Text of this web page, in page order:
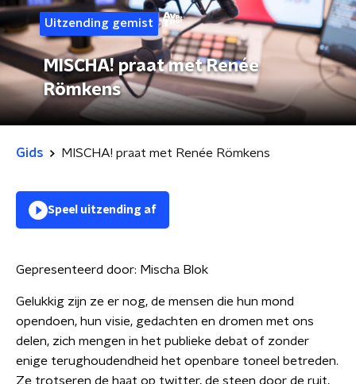
Uitzending gemist
MISCHA! praat met Renée
Römkens
Gids MISCHA! praat met Renée Römkens
Speel uitzending af
Gepresenteerd door: Mischa Blok
Gelukkig zijn ze er nog, de mensen die hun mond
opendoen, hun visie, gedachten en dromen met ons
delen, zich mengen in het publieke debat of zonder
enige terughoudendheid het openbare toneel betreden.
Ze trotseren de haat op twitter, de steen door de ruit,